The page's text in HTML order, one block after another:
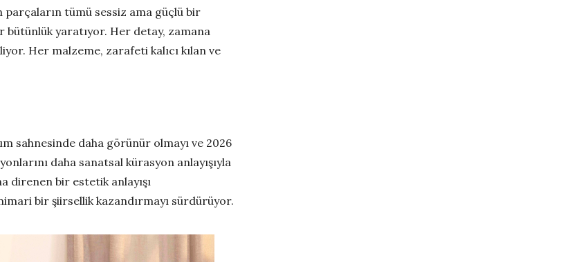
parçaların tümü sessiz ama güçlü bir
bütünlük yaratıyor. Her detay, zamana
Her malzeme, zarafeti kalıcı kılan ve
sahnesinde daha görünür olmayı ve 2026
daha sanatsal kürasyon anlayışıyla
direnen bir estetik anlayışı
bir şiirsellik kazandırmayı sürdürüyor.